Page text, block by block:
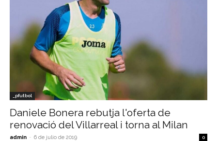
_pfutbol
Daniele Bonera rebutja l'oferta de
renovació del Villarreal i torna al Milan
admin - 6 de julio de 2019 0